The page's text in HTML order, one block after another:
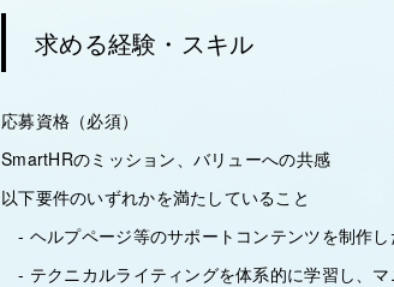
求める経験・スキル
応募資格（必須）
SmartHRのミッション、バリューへの共感
以下要件のいずれかを満たしていること
- ヘルプページ等のサポートコンテンツを制作し
- テクニカルライティングを体系的に学習し、